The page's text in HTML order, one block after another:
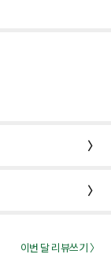
〉
〉
이번 달 리뷰쓰기 〉